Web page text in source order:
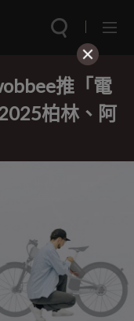
推「電
柏林、阿